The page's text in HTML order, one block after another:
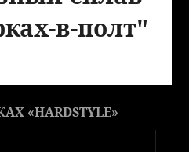
в-полт"
«HARDSTYLE»